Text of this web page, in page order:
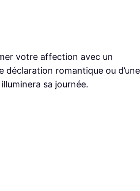
votre affection avec un
déclaration romantique ou d’une
sa journée.